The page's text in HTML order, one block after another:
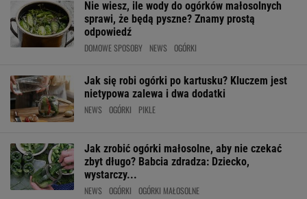
Nie wiesz, ile wody do ogórków małosolnych
sprawi, że będą pyszne? Znamy prostą
odpowiedź
DOMOWE SPOSOBY NEWS OGÓRKI
Jak się robi ogórki po kartusku? Kluczem jest
nietypowa zalewa i dwa dodatki
NEWS OGÓRKI PIKLE
Jak zrobić ogórki małosolne, aby nie czekać
zbyt długo? Babcia zdradza: Dziecko,
wystarczy...
NEWS OGÓRKI OGÓRKI MAŁOSOLNE